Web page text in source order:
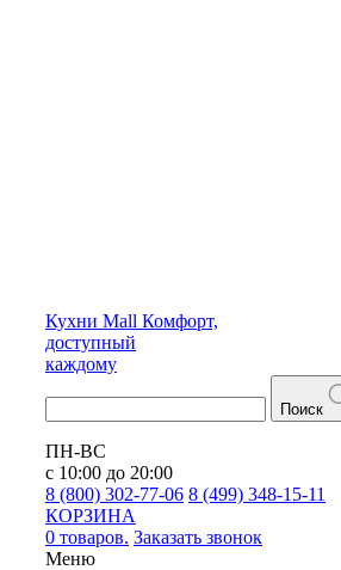
Кухни Mall Комфорт,
доступный
каждому
Поиск
ПН-ВС
с 10:00 до 20:00
8 (800) 302-77-06 8 (499) 348-15-11
КОРЗИНА
0 товаров. Заказать звонок
Меню